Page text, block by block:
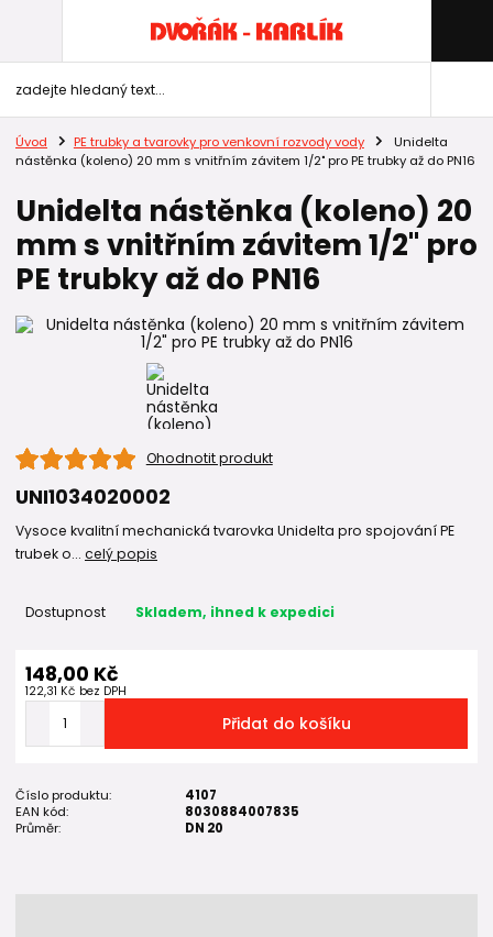
Úvod PE trubky a tvarovky pro venkovní rozvody vody
Unidelta
nástěnka (koleno) 20 mm s vnitřním závitem 1/2" pro PE trubky až do PN16
Unidelta nástěnka (koleno) 20
mm s vnitřním závitem 1/2" pro
PE trubky až do PN16
Ohodnotit produkt
UNI1034020002
Vysoce kvalitní mechanická tvarovka Unidelta pro spojování PE
trubek o... celý popis
Dostupnost Skladem, ihned k expedici
148,00 Kč
122,31 Kč bez DPH
Přidat do košíku
Číslo produktu:
4107
EAN kód:
8030884007835
Průměr:
DN 20